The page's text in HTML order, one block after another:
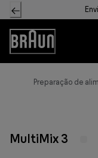
Skip
to
Content
Declaração
de
acessibilidade
Preparação de
MultiMix 3